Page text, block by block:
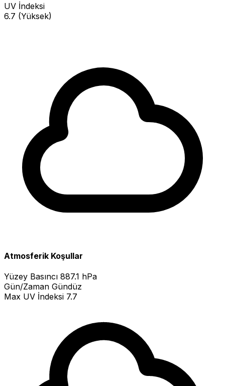
UV İndeksi
6.7 (Yüksek)
Atmosferik Koşullar
Yüzey Basıncı 887.1 hPa
Gün/Zaman Gündüz
Max UV İndeksi 7.7